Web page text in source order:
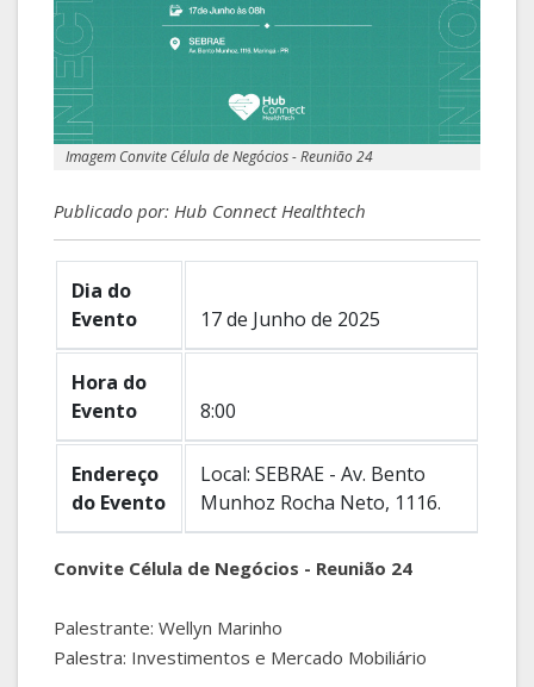
Imagem Convite Célula de Negócios - Reunião 24
Publicado por: Hub Connect Healthtech
Dia do
Evento
17 de Junho de 2025
Hora do
Evento
8:00
Endereço
do Evento
Local: SEBRAE - Av. Bento
Munhoz Rocha Neto, 1116.
Convite Célula de Negócios - Reunião 24
Palestrante: Wellyn Marinho
Palestra: Investimentos e Mercado Mobiliário